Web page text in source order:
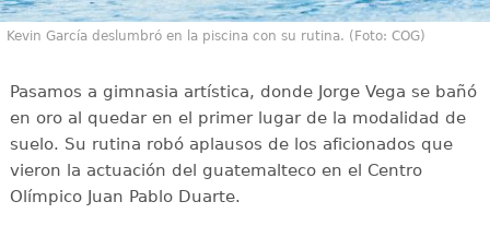
Kevin García deslumbró en la piscina con su rutina. (Foto: COG)
Pasamos a gimnasia artística, donde Jorge Vega se bañó
en oro al quedar en el primer lugar de la modalidad de
suelo. Su rutina robó aplausos de los aficionados que
vieron la actuación del guatemalteco en el Centro
Olímpico Juan Pablo Duarte.